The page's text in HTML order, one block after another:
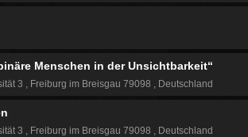
Menschen in der Unsichtbarkeit“
3 Freiburg im Breisgau 79098 Deutschland
3 Freiburg im Breisgau 79098 Deutschland